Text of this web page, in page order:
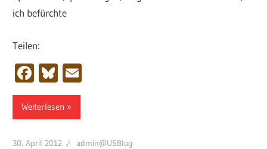
ich befürchte
Teilen:
Facebook
Bluesky
Weiterlesen
30. April 2012 admin@USBlog